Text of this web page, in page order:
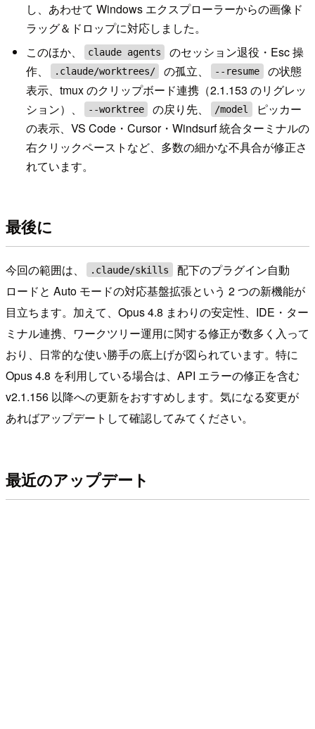
し、あわせて Windows エクスプローラーからの画像ド
ラッグ＆ドロップに対応しました。
このほか、
claude agents
のセッション退役・Esc 操
作、
.claude/worktrees/ の孤立、 --resume
の状態
表示、tmux のクリップボード連携（2.1.153 のリグレッ
ション）、
--worktree の戻り先、 /model
ピッカー
の表示、VS Code・Cursor・Windsurf 統合ターミナルの
右クリックペーストなど、多数の細かな不具合が修正さ
れています。
最後に
今回の範囲は、 .claude/skills
配下のプラグイン自動
ロードと Auto モードの対応基盤拡張という 2 つの新機能が
目立ちます。加えて、Opus 4.8 まわりの安定性、IDE・ター
ミナル連携、ワークツリー運用に関する修正が数多く入って
おり、日常的な使い勝手の底上げが図られています。特に
Opus 4.8 を利用している場合は、API エラーの修正を含む
v2.1.156 以降への更新をおすすめします。気になる変更が
あればアップデートして確認してみてください。
最近のアップデート